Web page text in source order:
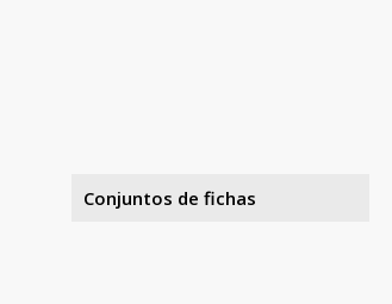
Conjuntos de fichas